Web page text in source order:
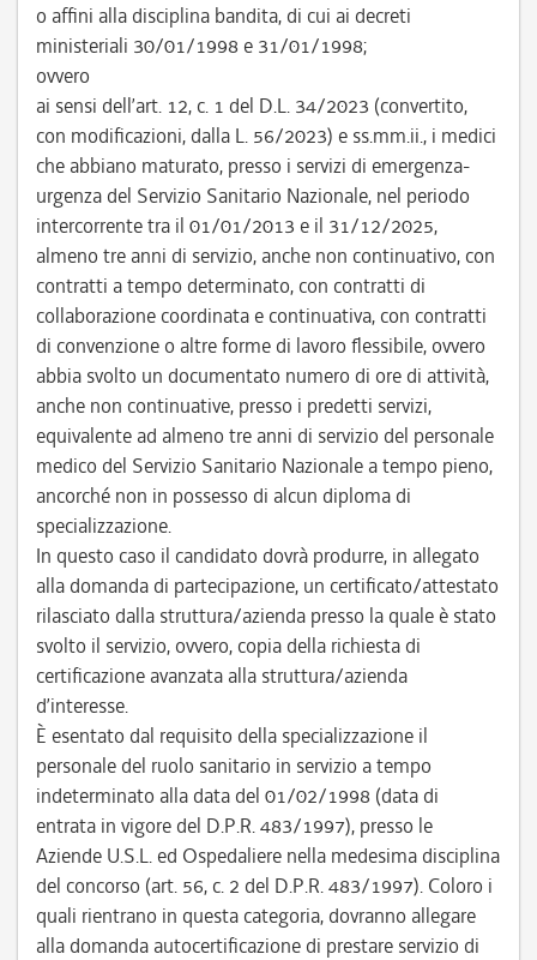
o affini alla disciplina bandita, di cui ai decreti
ministeriali 30/01/1998 e 31/01/1998;
ovvero
ai sensi dell’art. 12, c. 1 del D.L. 34/2023 (convertito,
con modificazioni, dalla L. 56/2023) e ss.mm.ii., i medici
che abbiano maturato, presso i servizi di emergenza-
urgenza del Servizio Sanitario Nazionale, nel periodo
intercorrente tra il 01/01/2013 e il 31/12/2025,
almeno tre anni di servizio, anche non continuativo, con
contratti a tempo determinato, con contratti di
collaborazione coordinata e continuativa, con contratti
di convenzione o altre forme di lavoro flessibile, ovvero
abbia svolto un documentato numero di ore di attività,
anche non continuative, presso i predetti servizi,
equivalente ad almeno tre anni di servizio del personale
medico del Servizio Sanitario Nazionale a tempo pieno,
ancorché non in possesso di alcun diploma di
specializzazione.
In questo caso il candidato dovrà produrre, in allegato
alla domanda di partecipazione, un certificato/attestato
rilasciato dalla struttura/azienda presso la quale è stato
svolto il servizio, ovvero, copia della richiesta di
certificazione avanzata alla struttura/azienda
d’interesse.
È esentato dal requisito della specializzazione il
personale del ruolo sanitario in servizio a tempo
indeterminato alla data del 01/02/1998 (data di
entrata in vigore del D.P.R. 483/1997), presso le
Aziende U.S.L. ed Ospedaliere nella medesima disciplina
del concorso (art. 56, c. 2 del D.P.R. 483/1997). Coloro i
quali rientrano in questa categoria, dovranno allegare
alla domanda autocertificazione di prestare servizio di